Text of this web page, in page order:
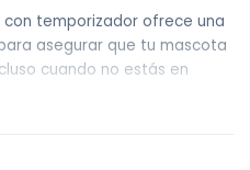
temporizador ofrece una
asegurar que tu mascota
cuando no estás en
una capacidad de 350 ml y